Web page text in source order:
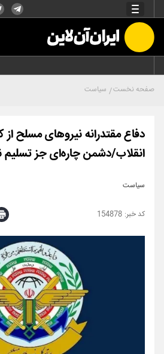
صفحه نخست سیاست
دفاع مقتدرانه نیروهای مسلح
انقلاب/دشمن چاره‌ای جز تسلیم
سیاست
154878